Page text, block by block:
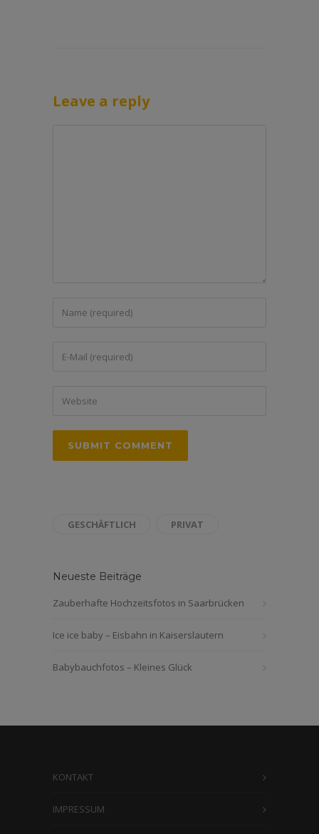
Leave a reply
GESCHÄFTLICH PRIVAT
Neueste Beiträge
Zauberhafte Hochzeitsfotos in Saarbrücken
Ice ice baby – Eisbahn in Kaiserslautern
Babybauchfotos – Kleines Glück
KONTAKT
IMPRESSUM